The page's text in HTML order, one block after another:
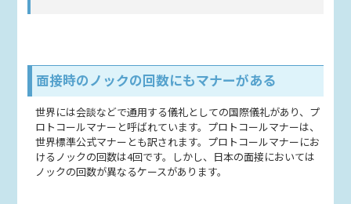
面接時のノックの回数にもマナーがある
世界には会談などで通用する儀礼としての国際儀礼があり、プ
ロトコールマナーと呼ばれています。プロトコールマナーは、
世界標準公式マナーとも訳されます。プロトコールマナーにお
けるノックの回数は4回です。しかし、日本の面接においては
ノックの回数が異なるケースがあります。